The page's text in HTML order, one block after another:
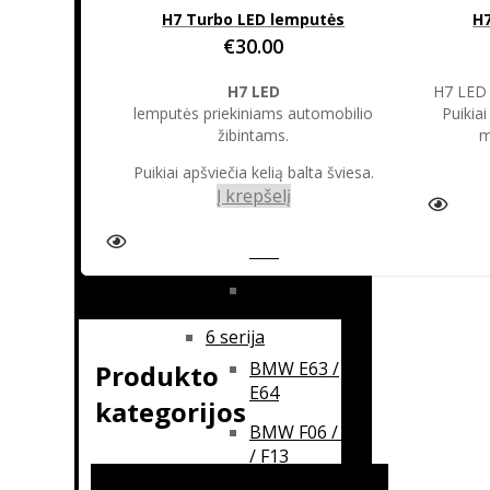
E91 / E92 / E93
BMW F30 / F31
/ F34 / F35
BMW E30 /
E36
X6
6 serija
BMW E63 /
E64
BMW F06 / F12
/ F13
H7 Turbo LED lemputės
€30.00
H7 LED
lemputės priekiniams automobilio
žibintams.
Puikiai apšviečia kelią balta šviesa.
Į krepšelį
H7
Produkto
kategorijos